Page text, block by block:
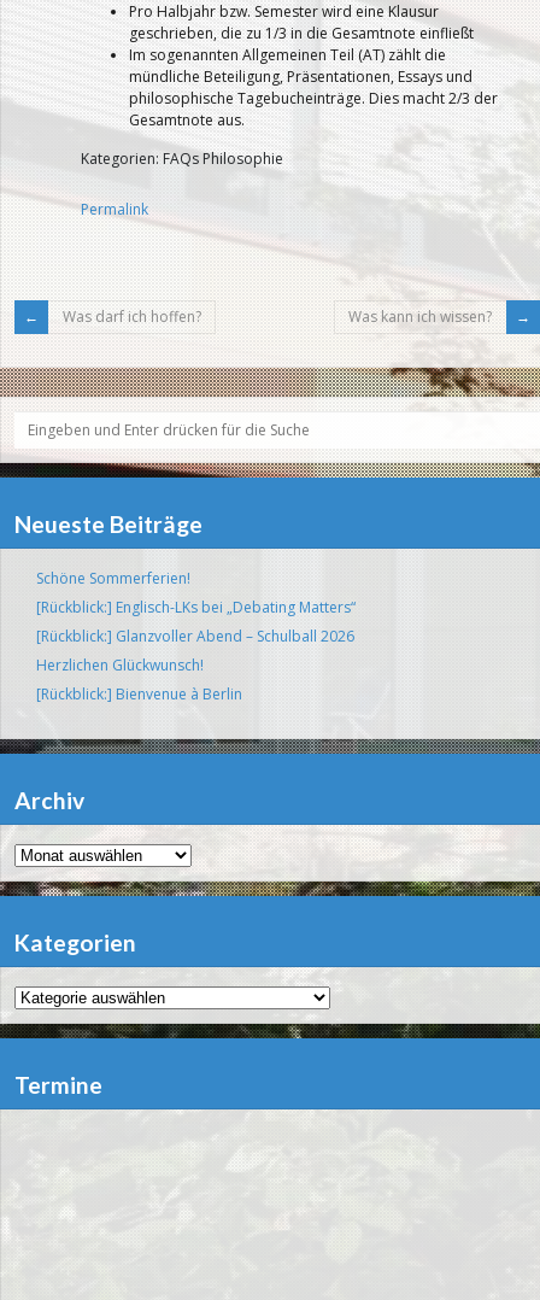
Pro Halbjahr bzw. Semester wird eine Klausur
geschrieben, die zu 1/3 in die Gesamtnote einfließt
Im sogenannten Allgemeinen Teil (AT) zählt die
mündliche Beteiligung, Präsentationen, Essays und
philosophische Tagebucheinträge. Dies macht 2/3 der
Gesamtnote aus.
Kategorien: FAQs Philosophie
Permalink
Was darf ich hoffen? Was kann ich wissen?
Neueste Beiträge
Schöne Sommerferien!
[Rückblick:] Englisch-LKs bei „Debating Matters“
[Rückblick:] Glanzvoller Abend – Schulball 2026
Herzlichen Glückwunsch!
[Rückblick:] Bienvenue à Berlin
Archiv
Archiv
Kategorien
Kategorien
Termine